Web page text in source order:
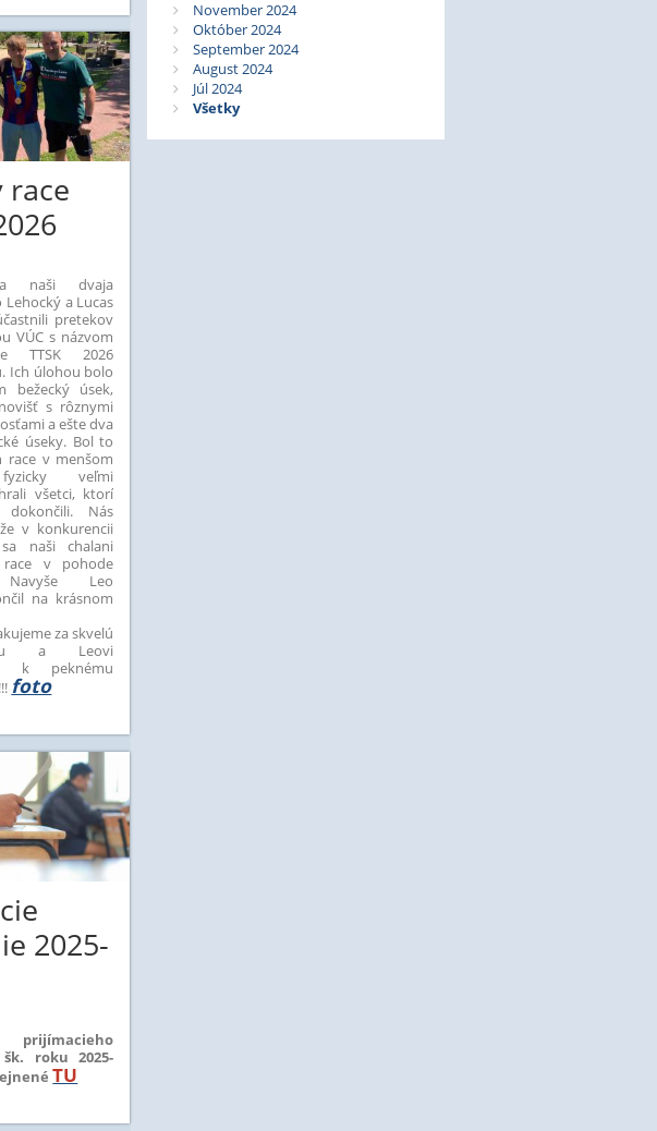
race
naši dvaja
a Lucas
pretekov
VÚC s názvom
TTSK 2026
Ich úlohou bolo
bežecký úsek,
s rôznymi
a ešte dva
úseky. Bol to
race v menšom
veľmi
všetci, ktorí
Nás
v konkurencii
naši chalani
v pohode
Navyše Leo
na krásnom
za skvelú
a Leovi
k peknému
foto
2025-
roku 2025-
TU
November 2024
Október 2024
September 2024
August 2024
Júl 2024
Všetky